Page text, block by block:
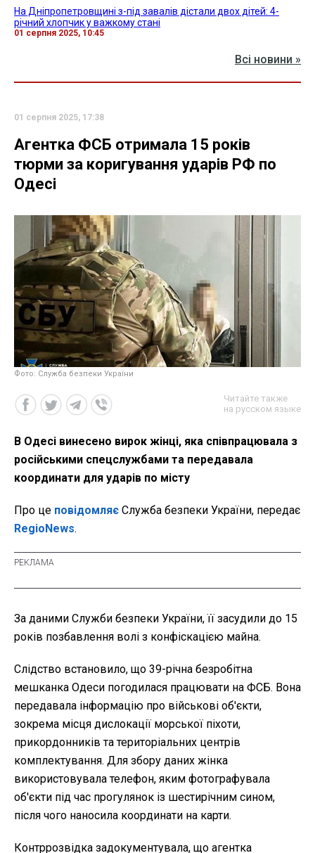
На Дніпропетровщині з-під завалів дістали двох дітей: 4-
річний хлопчик у важкому стані
01 серпня 2025, 10:45
Всі новини »
01 серпня 2025, 17:38
Агентка ФСБ отримала 15 років
тюрми за коригування ударів РФ по
Одесі
Фото: Служба безпеки України
Читайте также
на русском языке
В Одесі винесено вирок жінці, яка співпрацювала з
російськими спецслужбами та передавала
координати для ударів по місту
Про це повідомляє Служба безпеки України, передає
RegioNews.
За даними Служби безпеки України, її засудили до 15
років позбавлення волі з конфіскацією майна.
Слідство встановило, що 39-річна безробітна
мешканка Одеси погодилася працювати на ФСБ. Вона
передавала інформацію про військові об'єкти,
зокрема місця дислокації морської піхоти,
прикордонників та територіальних центрів
комплектування. Для збору даних жінка
використовувала телефон, яким фотографувала
об'єкти під час прогулянок із шестирічним сином,
після чого наносила координати на карти.
Контррозвідка задокументувала, що агентка